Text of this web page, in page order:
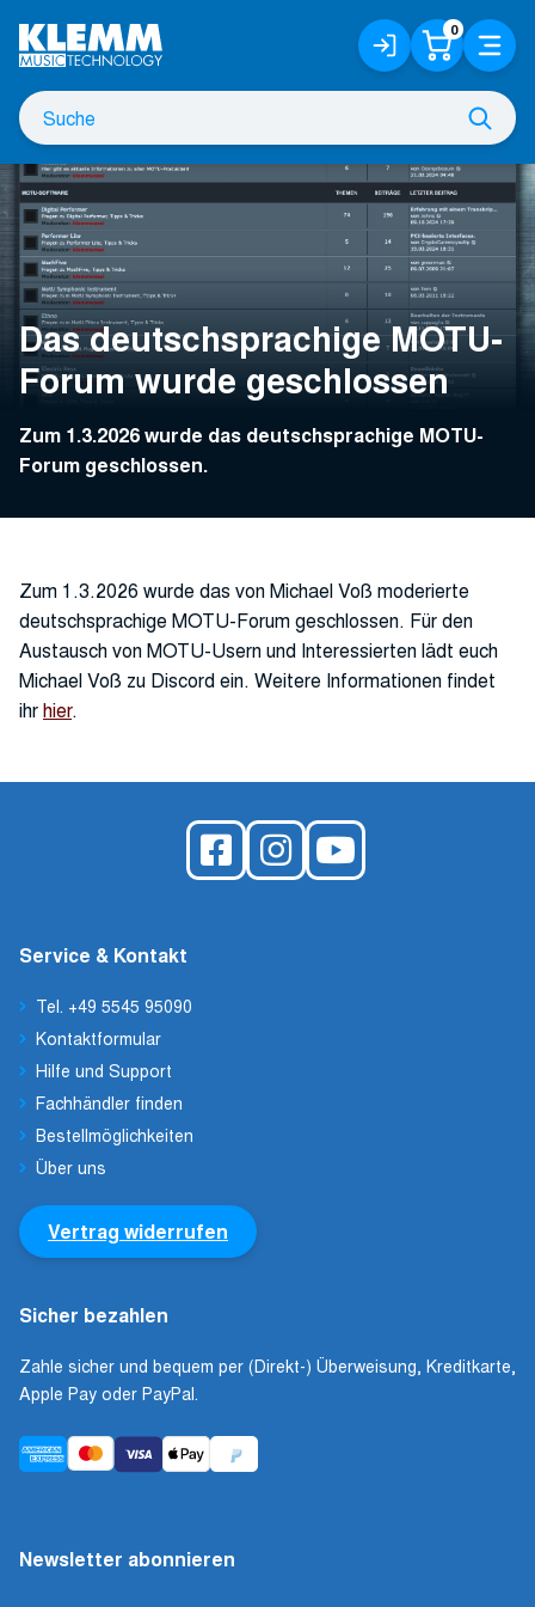
Hauptinhalt
Suche
nach
Anmelden
/
Registrieren
0 Menü
Das deutschsprachige MOTU-
Forum wurde geschlossen
Zum 1.3.2026 wurde das deutschsprachige MOTU-
Forum geschlossen.
Zum 1.3.2026 wurde das von Michael Voß moderierte
deutschsprachige MOTU-Forum geschlossen. Für den
Austausch von MOTU-Usern und Interessierten lädt euch
Michael Voß zu Discord ein. Weitere Informationen findet
ihrhier.
Service & Kontakt
Tel. +49 5545 95090
Kontaktformular
Hilfe und Support
Fachhändler finden
Bestellmöglichkeiten
Über uns
Vertrag widerrufen
Sicher bezahlen
Zahle sicher und bequem per (Direkt-) Überweisung, Kreditkarte,
Apple Pay oder PayPal.
Newsletter abonnieren